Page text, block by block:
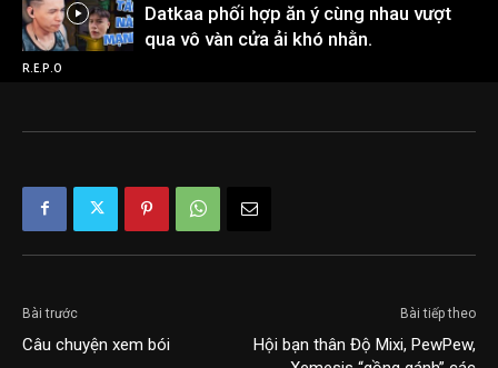
R.E.P.O
Datkaa phối hợp ăn ý cùng nhau vượt
qua vô vàn cửa ải khó nhằn.
Bài trước
Câu chuyện xem bói
Bài tiếp theo
Hội bạn thân Độ Mixi, PewPew,